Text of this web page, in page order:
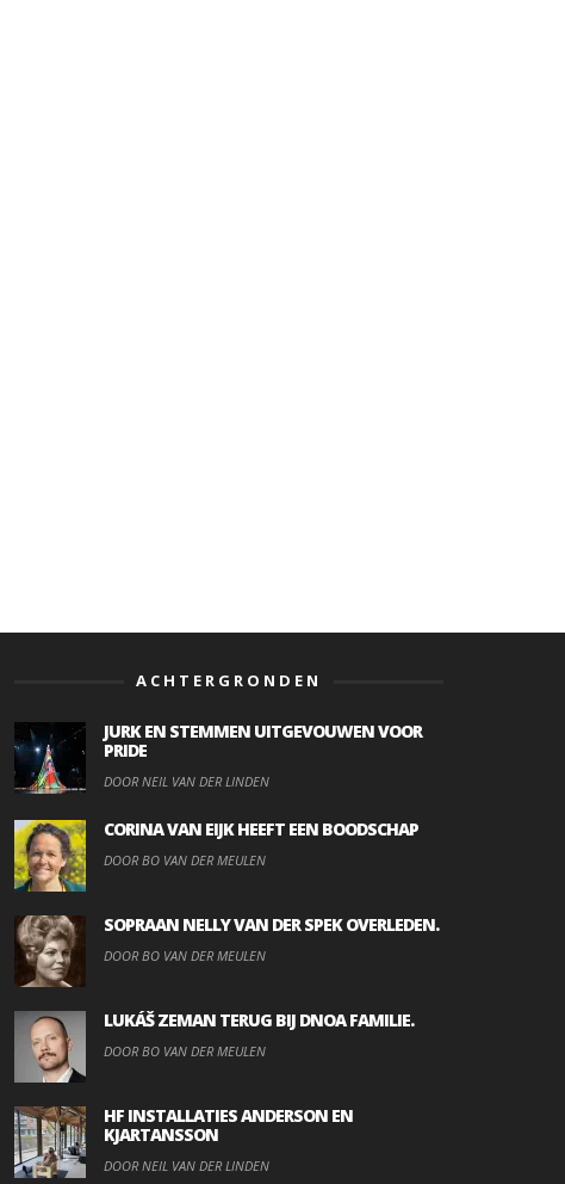
ACHTERGRONDEN
JURK EN STEMMEN UITGEVOUWEN VOOR
PRIDE
DOOR NEIL VAN DER LINDEN
CORINA VAN EIJK HEEFT EEN BOODSCHAP
DOOR BO VAN DER MEULEN
SOPRAAN NELLY VAN DER SPEK OVERLEDEN.
DOOR BO VAN DER MEULEN
LUKÁŠ ZEMAN TERUG BIJ DNOA FAMILIE.
DOOR BO VAN DER MEULEN
HF INSTALLATIES ANDERSON EN
KJARTANSSON
DOOR NEIL VAN DER LINDEN